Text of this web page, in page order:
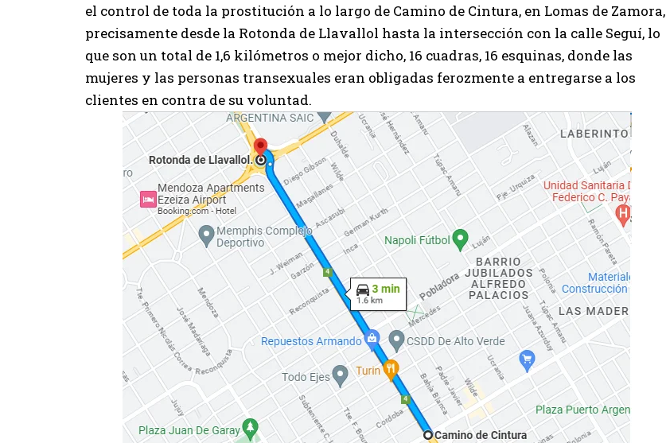
el control de toda la prostitución a lo largo de Camino de Cintura, en Lomas de Zamora,
precisamente desde la Rotonda de Llavallol hasta la intersección con la calle Seguí, lo
que son un total de 1,6 kilómetros o mejor dicho, 16 cuadras, 16 esquinas, donde las
mujeres y las personas transexuales eran obligadas ferozmente a entregarse a los
clientes en contra de su voluntad.